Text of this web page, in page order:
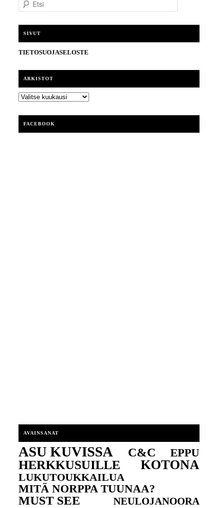
t
SIVUT
TIETOSUOJASELOSTE
ARKISTOT
ARKISTOT
FACEBOOK
AVAINSANAT
ASU KUVISSA C&C EPPU
HERKKUSUILLE KOTONA
LUKUTOUKKAILUA
MITÄ NORPPA TUUNAA?
MUST SEE NEULOJANOORA